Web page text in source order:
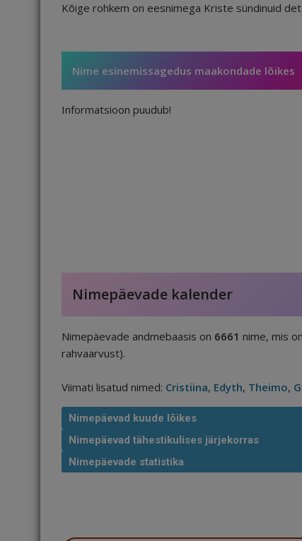
Kõige rohkem on eesnimega Kriste sündinuid
Nime esinemissagedus maakondade lõikes
Informatsioon puudub!
Nimepäevade kalender
Nimepäevade andmebaasis on 6661 nime, mis
rahvaarvust).
Viimati lisatud nimed: Cristiina, Edyth, Theimo,
Nimepäevad kuude lõikes
Nimepäevad tähestikulises järjekorras
Nimepäevade statistika